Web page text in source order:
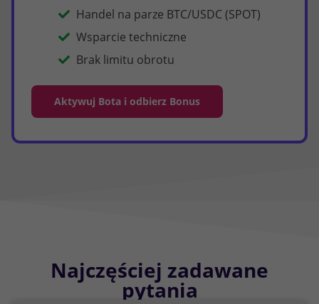
Handel na parze BTC/USDC (SPOT)
Wsparcie techniczne
Brak limitu obrotu
Aktywuj Bota i odbierz Bonus
Najczęściej zadawane
pytania